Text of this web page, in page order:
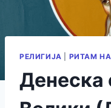
РЕЛИГИЈА РИТАМ
Денеска